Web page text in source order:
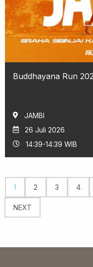
Buddhayana Run
JAMBI
26 Juli 2026
14:39-14:39 WIB
1 2 3 4
NEXT